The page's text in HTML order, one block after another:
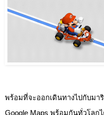
พร้อมที่จะออกเดินทางไปกับมา
Google Maps พร้อมกันทั่วโลก